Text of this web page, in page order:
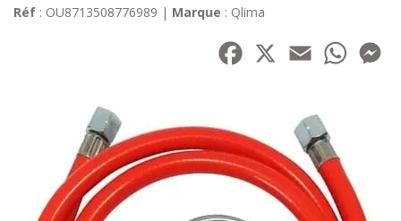
Réf : OU8713508776989 | Marque : Qlima
Facebook
Email